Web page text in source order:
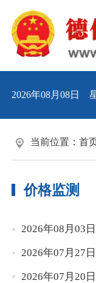
2026年08月08日
当前位置： 首
价格监测
2026年08月03
2026年07月27
2026年07月20